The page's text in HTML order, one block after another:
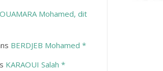
OUAMARA Mohamed, dit
BERDJEB Mohamed *
KARAOUI Salah *